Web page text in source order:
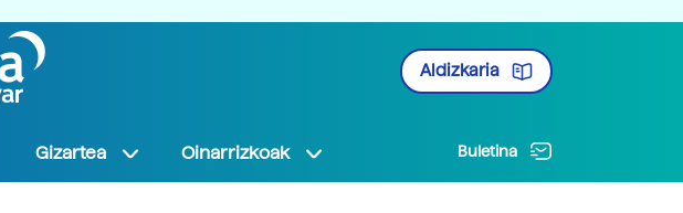
Aldizkaria
Gizartea Oinarrizkoak Buletina